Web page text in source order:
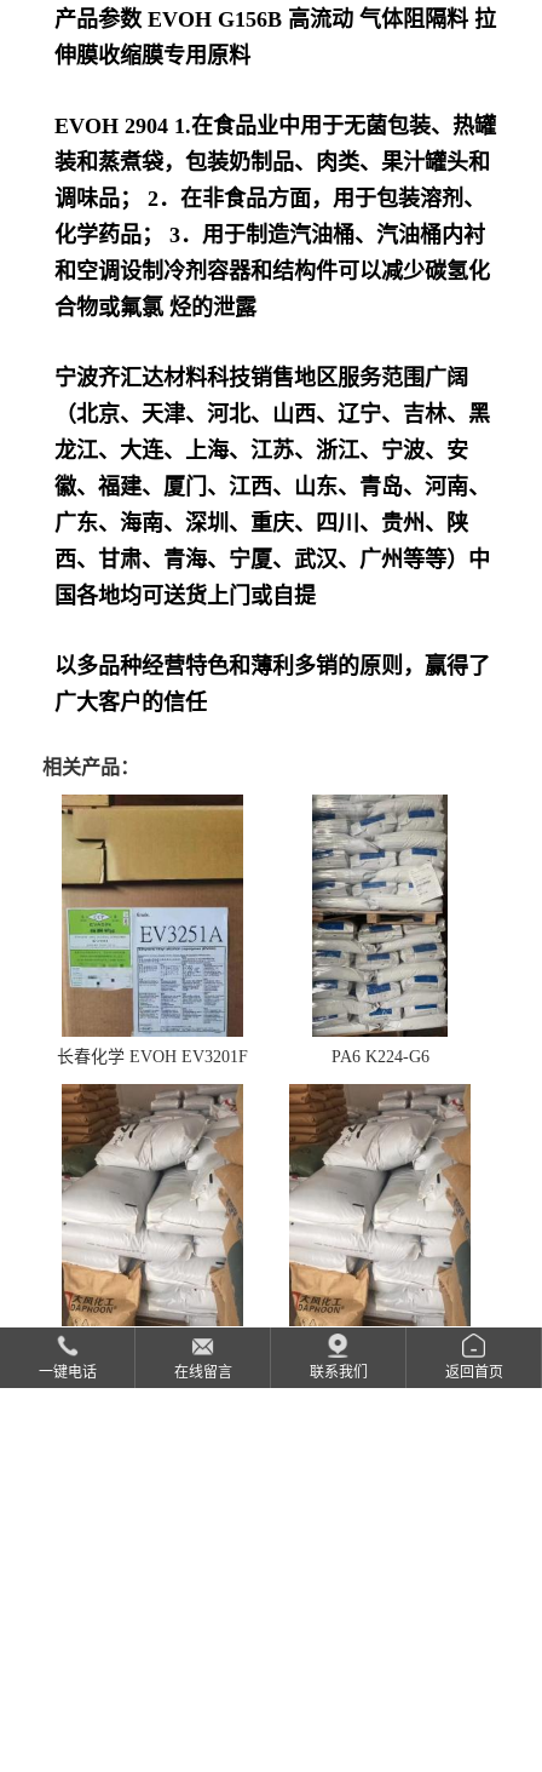
产品参数 EVOH G156B 高流动 气体阻隔料 拉
伸膜收缩膜专用原料
EVOH 2904 1.在食品业中用于无菌包装、热罐
装和蒸煮袋，包装奶制品、肉类、果汁罐头和
调味品； 2．在非食品方面，用于包装溶剂、
化学药品； 3．用于制造汽油桶、汽油桶内衬
和空调设制冷剂容器和结构件可以减少碳氢化
合物或氟氯 烃的泄露
宁波齐汇达材料科技销售地区服务范围广阔
（北京、天津、河北、山西、辽宁、吉林、黑
龙江、大连、上海、江苏、浙江、宁波、安
徽、福建、厦门、江西、山东、青岛、河南、
广东、海南、深圳、重庆、四川、贵州、陕
西、甘肃、青海、宁厦、武汉、广州等等）中
国各地均可送货上门或自提
以多品种经营特色和薄利多销的原则，赢得了
广大客户的信任
相关产品：
长春化学 EVOH EV3201F PA6 K224-G6
沙伯基础 PEI 2100-1000 PC 141R-111
一键电话 在线留言 联系我们 返回首页